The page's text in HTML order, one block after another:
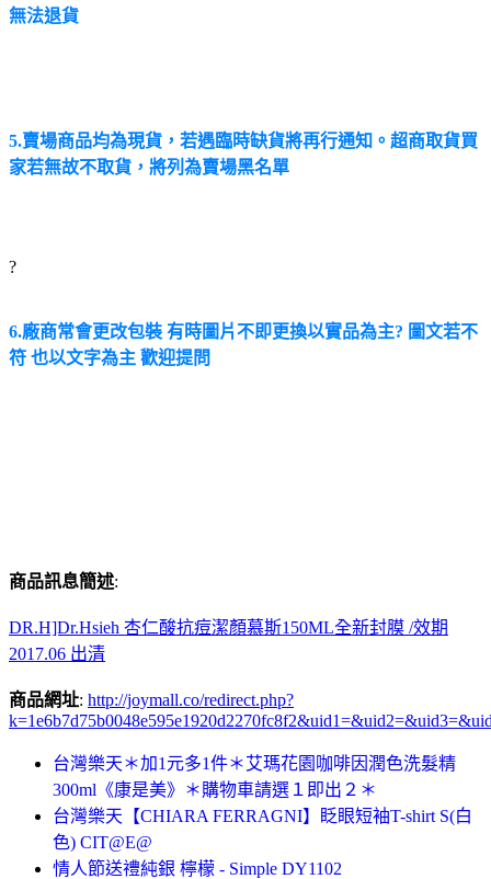
無法退貨
5.賣場商品均為現貨，若遇臨時缺貨將再行通知。超商取貨買
家若無故不取貨，將列為賣場黑名單
?
6.廠商常會更改包裝 有時圖片不即更換以實品為主? 圖文若不
符 也以文字為主 歡迎提問
商品訊息簡述:
DR.H]Dr.Hsieh 杏仁酸抗痘潔顏慕斯150ML全新封膜 /效期
2017.06 出清
商品網址: http://joymall.co/redirect.php?
台灣樂天＊加1元多1件＊艾瑪花園咖啡因潤色洗髮精
300ml《康是美》＊購物車請選１即出２＊
台灣樂天【CHIARA FERRAGNI】眨眼短袖T-shirt S(白
色) CIT@E@
情人節送禮純銀 檸檬 - Simple DY1102